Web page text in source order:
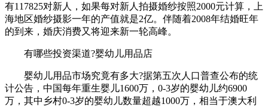
有117825对新人，如果每对新人拍摄婚纱按照2000元计算，上
海地区婚纱摄影一年的产值就是2亿。伴随着2008年结婚旺年
的到来，婚庆消费又将迎来新一轮高峰。
有哪些投资渠道?婴幼儿用品店
婴幼儿用品市场究竟有多大?据第五次人口普查公布的统
计公告，中国每年重生婴儿1600万，0-3岁的婴幼儿约6900
万，其中乡村0-3岁的婴幼儿数量超越1000万，相当于澳大利